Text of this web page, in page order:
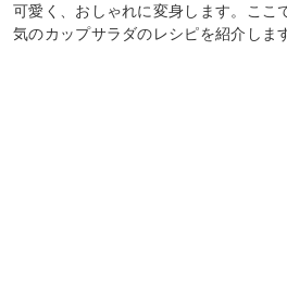
可愛く、おしゃれに変身します。ここ
気のカップサラダのレシピを紹介しま